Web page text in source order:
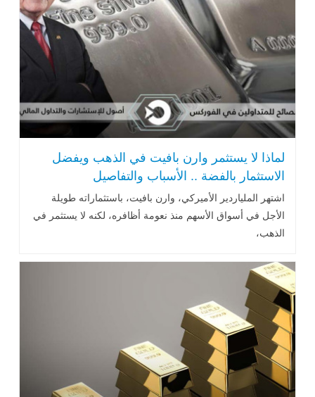
لماذا لا يستثمر وارن بافيت في الذهب ويفضل
الاستثمار بالفضة .. الأسباب والتفاصيل
اشتهر الملياردير الأميركي، وارن بافيت، باستثماراته طويلة
الأجل في أسواق ‏الأسهم منذ نعومة أظافره، لكنه لا يستثمر في
الذهب،